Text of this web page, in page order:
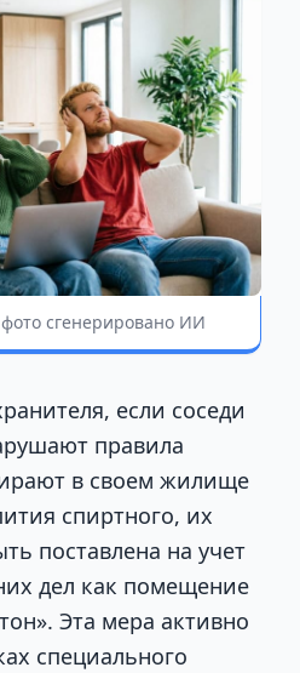
сгенерировано ИИ
если соседи
правила
в своем жилище
спиртного, их
поставлена на учет
дел как помещение
Эта мера активно
специального